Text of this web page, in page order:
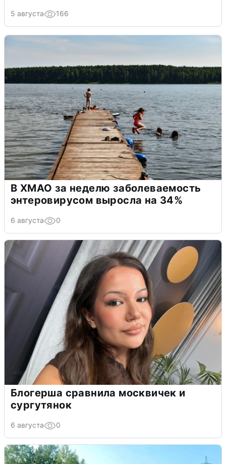
5 августа 166
В ХМАО за неделю заболеваемость
энтеровирусом выросла на 34%
6 августа 0
Блогерша сравнила москвичек и
сургутянок
6 августа 0